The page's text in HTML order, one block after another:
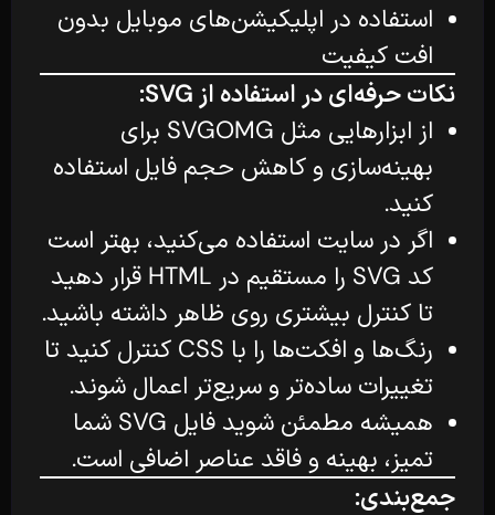
استفاده در اپلیکیشن‌های موبایل بدون
افت کیفیت
نکات حرفه‌ای در استفاده از SVG:
از ابزارهایی مثل SVGOMG برای
بهینه‌سازی و کاهش حجم فایل استفاده
کنید.
اگر در سایت استفاده می‌کنید، بهتر است
کد SVG را مستقیم در HTML قرار دهید
تا کنترل بیشتری روی ظاهر داشته باشید.
رنگ‌ها و افکت‌ها را با CSS کنترل کنید تا
تغییرات ساده‌تر و سریع‌تر اعمال شوند.
همیشه مطمئن شوید فایل SVG شما
تمیز، بهینه و فاقد عناصر اضافی است.
جمع‌بندی: